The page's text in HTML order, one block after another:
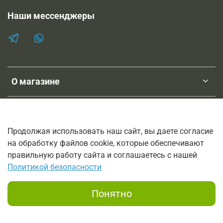
О магазине
Наши мессенджеры
ТМ SHOPNEBOLEL
© 2011-2026
Интернет-магазин трав, лечебных настоек и мазей на основе
Заказы принимаются по телефону 8 800 333 6816
Продолжая использовать наш сайт, вы даете согласие
на обработку файлов cookie, которые обеспечивают
правильную работу сайта и соглашаетесь с нашей
Политикой безопасности
Понятно